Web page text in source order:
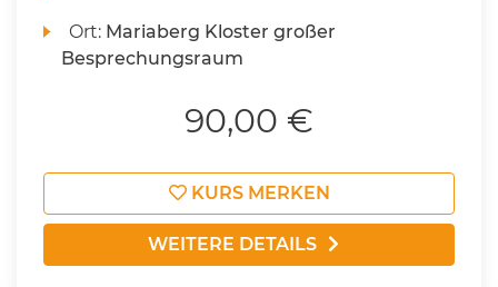
Ort: Mariaberg Kloster großer
Besprechungsraum
90,00 €
KURS MERKEN
WEITERE DETAILS